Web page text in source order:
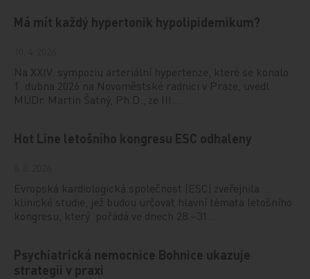
Má mít každý hypertonik hypolipidemikum?
Na XXIV. sympoziu arteriální hypertenze, které se konalo
1. dubna 2026 na Novoměstské radnici v Praze, uvedl
MUDr. Martin Šatný, Ph.D., ze III.…
Hot Line letošního kongresu ESC odhaleny
Evropská kardiologická společnost (ESC) zveřejnila
klinické studie, jež budou určovat hlavní témata letošního
kongresu, který pořádá ve dnech 28.–31…
Psychiatrická nemocnice Bohnice ukazuje
strategii v praxi